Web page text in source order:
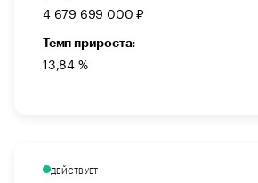
4 679 699 000 ₽
Темп прироста:
13,84 %
ДЕЙСТВУЕТ